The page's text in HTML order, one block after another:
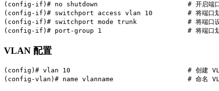
(config-if)# no shutdown                       # 开启端
(config-if)# switchport access vlan 10         # 将端口划
(config-if)# switchport mode trunk             # 将端口
(config-if)# port-group 1                      # 将端口划入
VLAN 配置
(config)# vlan 10                              # 创建
(config-vlan)# name vlanname                   # 命名